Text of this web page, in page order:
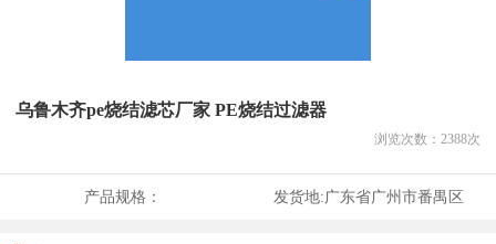
乌鲁木齐pe烧结滤芯厂家 PE烧结过滤器
浏览次数： 2388次
产品规格： 发货地:广东省广州市番禺区